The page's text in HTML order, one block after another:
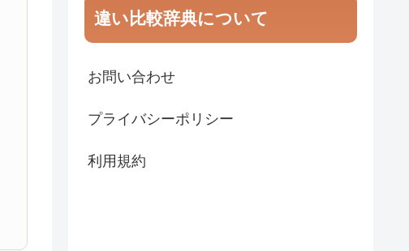
違い比較辞典について
お問い合わせ
プライバシーポリシー
利用規約